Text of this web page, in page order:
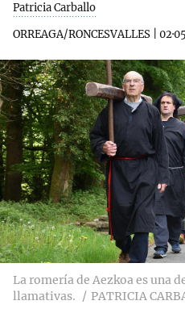
Patricia Carballo
ORREAGA/RONCESVALLES
La romería de Aezkoa es una
llamativas.
PATRICIA